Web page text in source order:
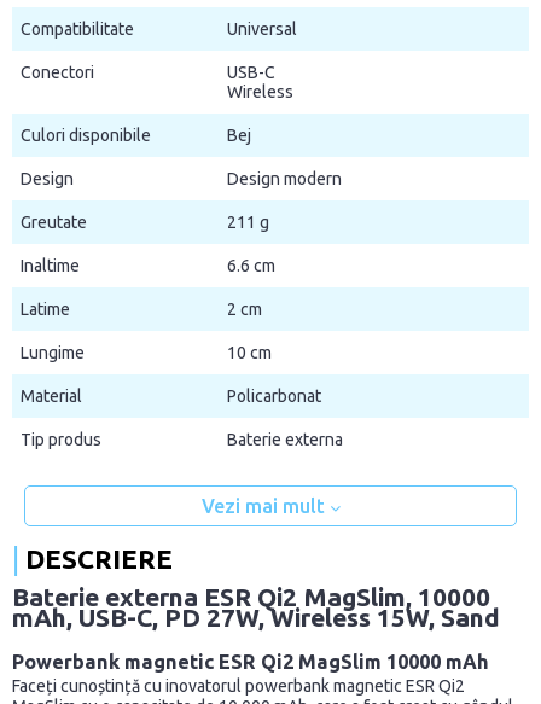
Compatibilitate Universal
Conectori
USB-C
Wireless
Culori disponibile Bej
Design Design modern
Greutate 211 g
Inaltime 6.6 cm
Latime 2 cm
Lungime 10 cm
Material Policarbonat
Tip produs Baterie externa
Vezi mai mult
DESCRIERE
Baterie externa ESR Qi2 MagSlim, 10000
mAh, USB-C, PD 27W, Wireless 15W, Sand
Powerbank magnetic ESR Qi2 MagSlim 10000 mAh
Faceți cunoștință cu inovatorul powerbank magnetic ESR Qi2